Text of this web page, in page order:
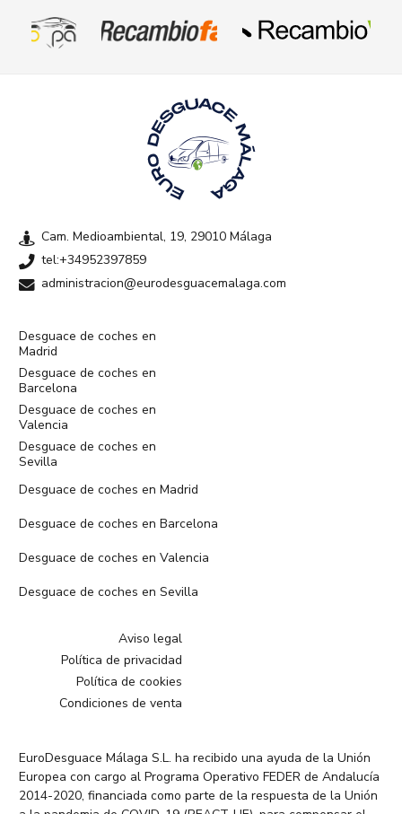
Cam. Medioambiental, 19, 29010 Málaga
tel:+34952397859
administracion@eurodesguacemalaga.com
Desguace de coches en
Madrid
Desguace de coches en
Barcelona
Desguace de coches en
Valencia
Desguace de coches en
Sevilla
Desguace de coches en Madrid
Desguace de coches en Barcelona
Desguace de coches en Valencia
Desguace de coches en Sevilla
Aviso legal
Política de privacidad
Política de cookies
Condiciones de venta
EuroDesguace Málaga S.L. ha recibido una ayuda de la Unión
Europea con cargo al Programa Operativo FEDER de Andalucía
2014-2020, financiada como parte de la respuesta de la Unión